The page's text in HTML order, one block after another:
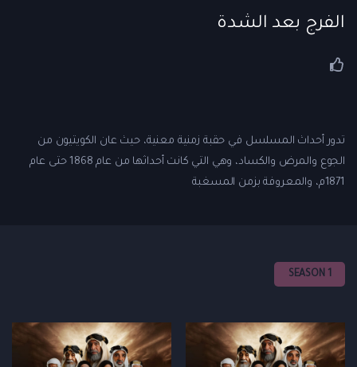
الفرج بعد الشدة
تدور أحداث المسلسل في حقبة زمنية معنية، حيث عان الكويتيون من
الجوع والمرض والكساد، وهي التي كانت أحداثها من عام 1868 حتى عام
1871م، والمعروفة بزمن المسغبة
SEASON 1